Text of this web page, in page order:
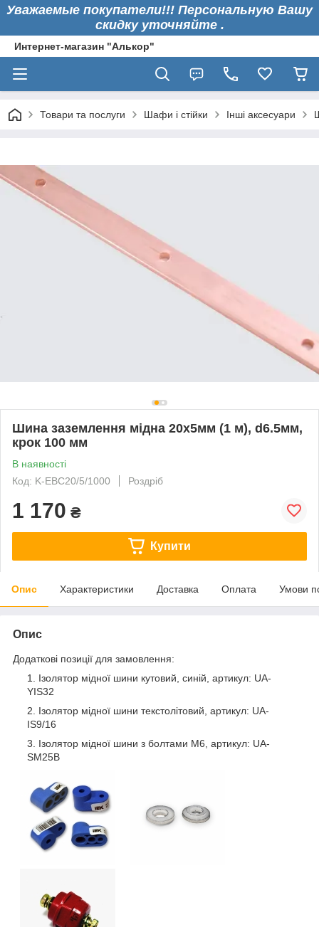
Уважаемые покупатели!!! Персональную Вашу
скидку уточняйте .
Интернет-магазин "Алькор"
Товари та послуги Шафи і стійки Інші аксесуари
Шина заземлення мідна 20х5мм (1 м), d6.5мм,
крок 100 мм
В наявності
Код: K-EBС20/5/1000
Роздріб
1 170 ₴
Купити
Опис Характеристики Доставка Оплата Умови
Опис
Додаткові позиції для замовлення:
Ізолятор мідної шини кутовий, синій, артикул: UA-
YIS32
Ізолятор мідної шини текстолітовий, артикул: UA-
IS9/16
Ізолятор мідної шини з болтами М6, артикул: UA-
SM25B